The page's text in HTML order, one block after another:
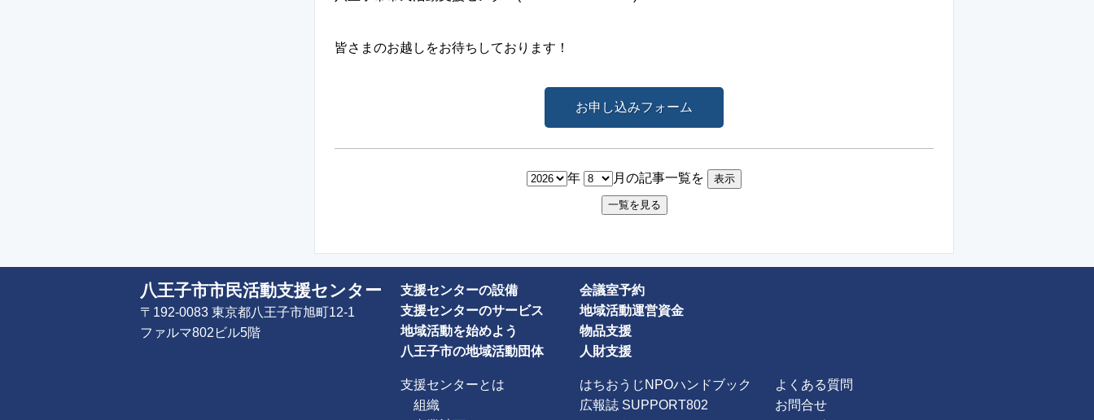
皆さまのお越しをお待ちしております！
お申し込みフォーム
年 月の記事一覧を
八王子市市民活動支援センター
〒192-0083 東京都八王子市旭町12-1
ファルマ802ビル5階
支援センターの設備
支援センターのサービス
地域活動を始めよう
八王子市の地域活動団体
会議室予約
地域活動運営資金
物品支援
人財支援
支援センターとは
組織
はちおうじNPOハンドブック
広報誌 SUPPORT802
よくある質問
お問合せ